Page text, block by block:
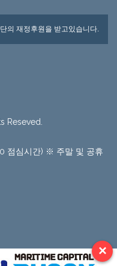
의 재정후원을 받고있습니다.
Reseved.
점심시간) ※ 주말 및 공휴
×